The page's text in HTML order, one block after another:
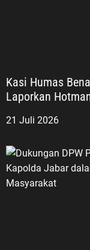
Kasi Humas
Laporkan
21 Juli 2026